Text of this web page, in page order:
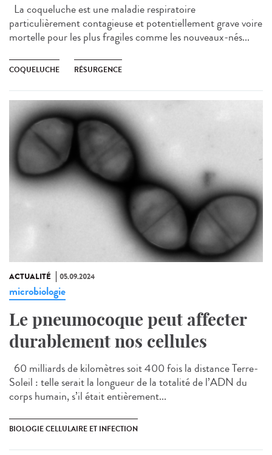
La coqueluche est une maladie respiratoire
particulièrement contagieuse et potentiellement grave voire
mortelle pour les plus fragiles comme les nouveaux-nés...
COQUELUCHE RÉSURGENCE
ACTUALITÉ 05.09.2024
microbiologie
Le pneumocoque peut affecter
durablement nos cellules
60 milliards de kilomètres soit 400 fois la distance Terre-
Soleil : telle serait la longueur de la totalité de l’ADN du
corps humain, s’il était entièrement...
BIOLOGIE CELLULAIRE ET INFECTION